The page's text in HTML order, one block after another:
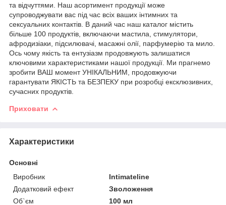
та відчуттями. Наш асортимент продукції може
супроводжувати вас під час всіх ваших інтимних та
сексуальних контактів. В даний час наш каталог містить
більше 100 продуктів, включаючи мастила, стимулятори,
афродизіаки, підсилювачі, масажні олії, парфумерію та мило.
Ось чому якість та ентузіазм продовжують залишатися
ключовими характеристиками нашої продукції. Ми прагнемо
зробити ВАШ момент УНІКАЛЬНИМ, продовжуючи
гарантувати ЯКІСТЬ та БЕЗПЕКУ при розробці ексклюзивних,
сучасних продуктів.
Приховати
Характеристики
Основні
Виробник
Intimateline
Додатковий ефект
Зволоження
Об`єм
100 мл